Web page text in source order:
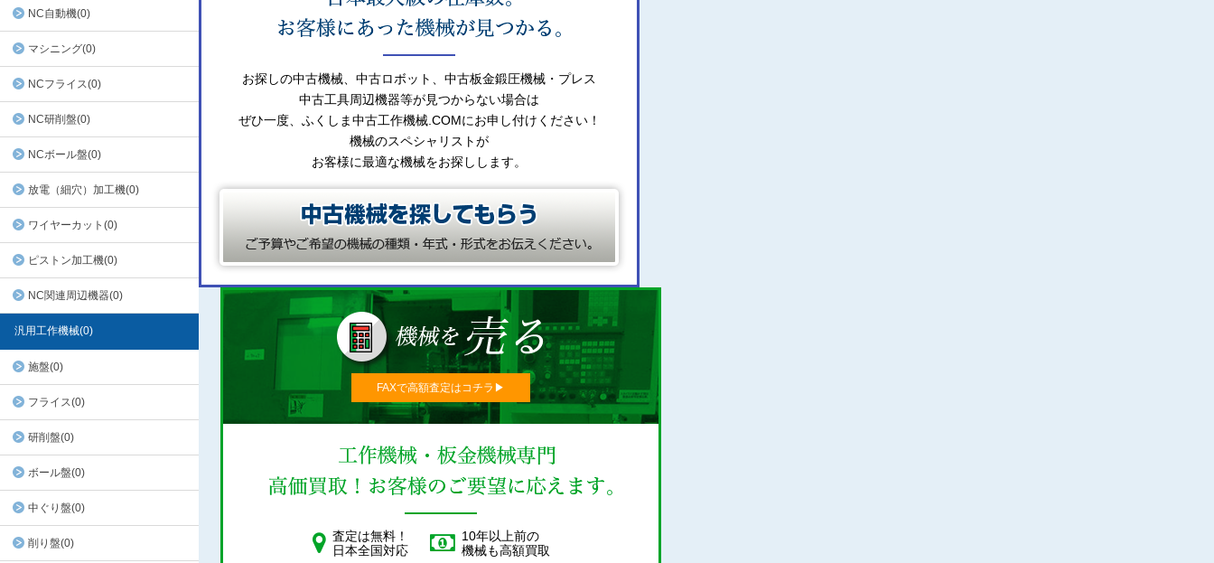
NC自動機(0)
マシニング(0)
NCフライス(0)
NC研削盤(0)
NCボール盤(0)
放電（細穴）加工機(0)
ワイヤーカット(0)
ピストン加工機(0)
NC関連周辺機器(0)
汎用工作機械(0)
施盤(0)
フライス(0)
研削盤(0)
ボール盤(0)
中ぐり盤(0)
削り盤(0)
お探しの中古機械、中古ロボット、中古板金鍛圧機械・プレス
中古工具周辺機器等が見つからない場合は
ぜひ一度、ふくしま中古工作機械.COMにお申し付けください！
機械のスペシャリストが
お客様に最適な機械をお探しします。
FAXで高額査定はコチラ▶︎
査定は無料！
日本全国対応
10年以上前の
機械も高額買取